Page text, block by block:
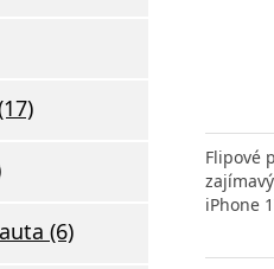
(6)
Flipové
iPhone
sluchátka